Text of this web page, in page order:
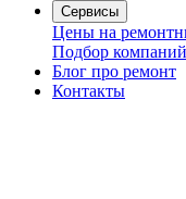
Сервисы
Цены на
Подбор
Блог про ремонт
Контакты